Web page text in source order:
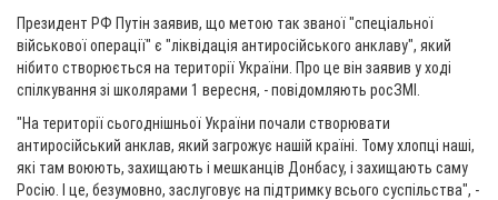
Президент РФ Путін заявив, що метою так званої "спеціальної
військової операції" є "ліквідація антиросійського анклаву", який
нібито створюється на території України. Про це він заявив у ході
спілкування зі школярами 1 вересня, - повідомляють росЗМІ.
"На території сьогоднішньої України почали створювати
антиросійський анклав, який загрожує нашій країні. Тому хлопці наші,
які там воюють, захищають і мешканців Донбасу, і захищають саму
Росію. І це, безумовно, заслуговує на підтримку всього суспільства", -